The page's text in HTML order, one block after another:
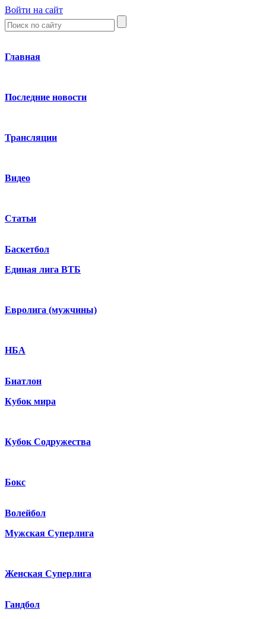
Войти на сайт
Главная
Последние новости
Трансляции
Видео
Статьи
Баскетбол
Единая лига ВТБ
Евролига (мужчины)
НБА
Биатлон
Кубок мира
Кубок Содружества
Бокс
Волейбол
Мужская Суперлига
Женская Суперлига
Гандбол